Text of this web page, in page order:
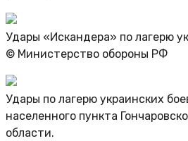
Удары «Искандера» по лагерю
© Министерство обороны РФ
Удары по лагерю украинских
населенного пункта
области.